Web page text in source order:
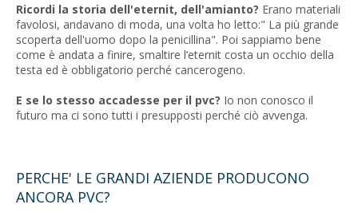
Ricordi la storia dell'eternit, dell'amianto? Erano materiali
favolosi, andavano di moda, una volta ho letto:" La più grande
scoperta dell'uomo dopo la penicillina". Poi sappiamo bene
come è andata a finire, smaltire l’eternit costa un occhio della
testa ed è obbligatorio perché cancerogeno.
E se lo stesso accadesse per il pvc? Io non conosco il
futuro ma ci sono tutti i presupposti perché ciò avvenga.
PERCHE' LE GRANDI AZIENDE PRODUCONO
ANCORA PVC?